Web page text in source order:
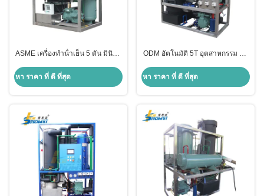
ASME เครื่องทําน้ําเย็น 5 ตัน มินิทุบ
หา ราคา ที่ ดี ที่สุด
ODM อัตโนมัติ 5T อุตสาหกรรม มินิ
Cooling Condenser
หา ราคา ที่ ดี ที่สุด